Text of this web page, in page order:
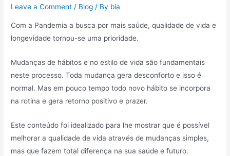
Leave a Comment / Blog / By bia
Com a Pandemia a busca por mais saúde, qualidade de vida e
longevidade tornou-se uma prioridade.
Mudanças de hábitos e no estilo de vida são fundamentais
neste processo. Toda mudança gera desconforto e isso é
normal. Mas em pouco tempo todo novo hábito se incorpora
na rotina e gera retorno positivo e prazer.
Este conteúdo foi idealizado para lhe mostrar que é possível
melhorar a qualidade de vida através de mudanças simples,
mas que fazem total diferença na sua saúde e futuro.